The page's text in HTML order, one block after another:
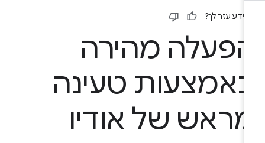
עזר לך?
מהירה
טעינה
של אודיו